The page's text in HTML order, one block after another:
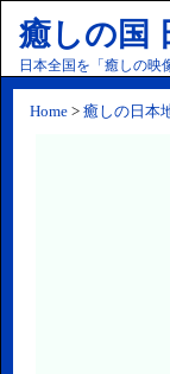
癒しの国
日本全国を「癒しの映
Home > 癒しの日本